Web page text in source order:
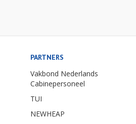
PARTNERS
Vakbond Nederlands
Cabinepersoneel
TUI
NEWHEAP